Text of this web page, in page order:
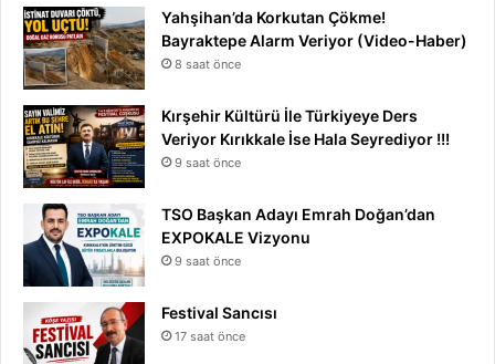
Yahşihan’da Korkutan Çökme!
Bayraktepe Alarm Veriyor (Video-Haber)
8 saat önce
Kırşehir Kültürü İle Türkiyeye Ders
Veriyor Kırıkkale İse Hala Seyrediyor !!!
9 saat önce
TSO Başkan Adayı Emrah Doğan’dan
EXPOKALE Vizyonu
9 saat önce
Festival Sancısı
17 saat önce